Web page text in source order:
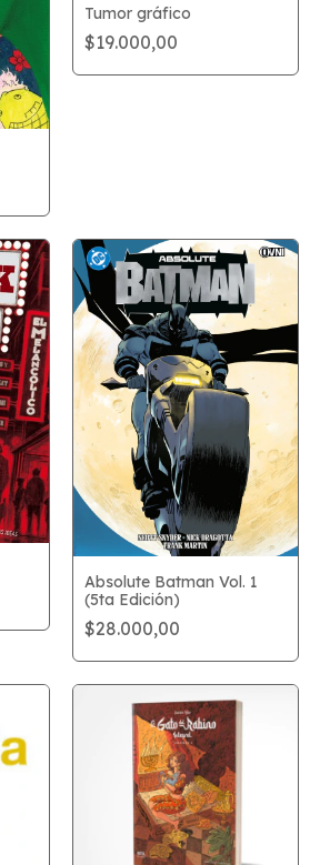
Tumor gráfico
$19.000,00
Absolute Batman Vol. 1
(5ta Edición)
$28.000,00